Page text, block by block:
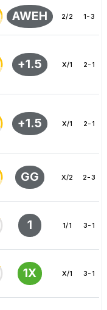
AWEH 2/2 1-3
+1.5 X/1 2-1
+1.5 X/1 2-1
GG X/2 2-3
1 1/1 3-1
1X X/1 3-1